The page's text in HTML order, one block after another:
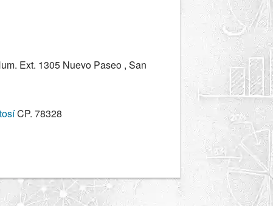
Ext. 1305 Nuevo Paseo , San
CP. 78328